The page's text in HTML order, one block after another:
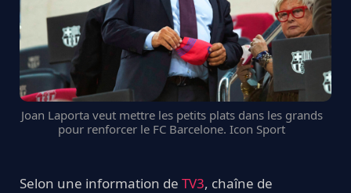
Joan Laporta veut mettre les petits plats dans les grands
pour renforcer le FC Barcelone. Icon Sport
Selon une information de TV3, chaîne de